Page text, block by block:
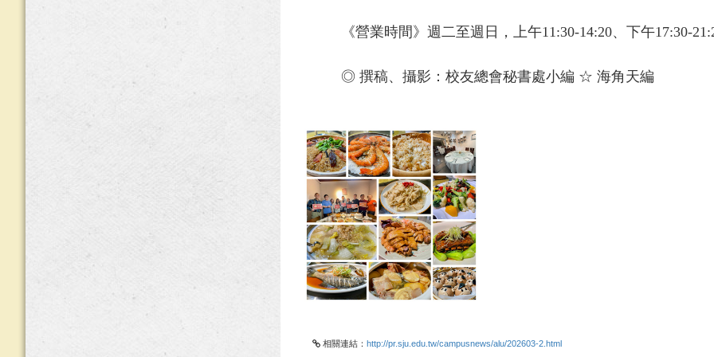
《營業時間》週二至週日，上午11:30-14:20、下午17:30-
◎ 撰稿、攝影：校友總會秘書處小編 ☆ 海角天編
相關連結： http://pr.sju.edu.tw/campusnews/alu/202603-2.html